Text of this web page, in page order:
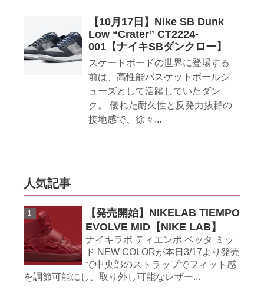
【10月17日】Nike SB Dunk
Low “Crater” CT2224-
001【ナイキSBダンクロー】
スケートボードの世界に登場する
前は、高性能バスケットボールシ
ューズとして活躍していたダン
ク。 優れた耐久性と反発力抜群の
接地感で、徐々...
人気記事
【発売開始】NIKELAB TIEMPO
EVOLVE MID【NIKE LAB】
ナイキラボ ティエンポ ベッタ ミッ
ド NEW COLORが本日3/17より発売
で中央部のストラップでフィット感
を調節可能にし、取り外し可能なレザー...